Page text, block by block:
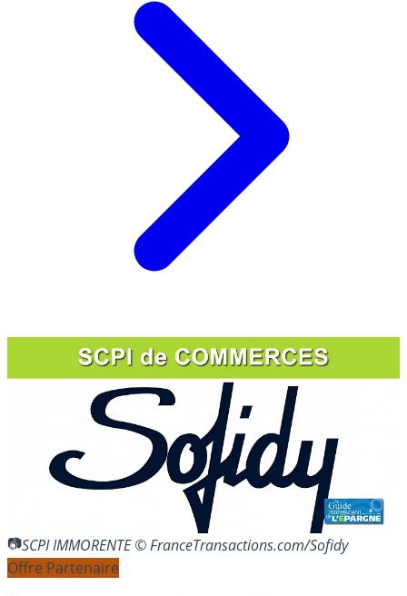
SCPI IMMORENTE © FranceTransactions.com/Sofidy
Offre Partenaire